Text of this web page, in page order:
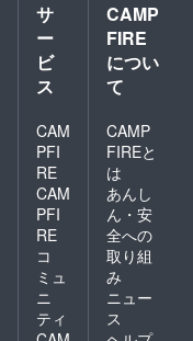
サ
ー
ビ
ス
CAM
PFI
RE
CAM
PFI
RE
コ
ミュ
ニ
ティ
CAMP
FIRE
につい
て
CAMP
FIREと
は
あんし
ん・安
全への
取り組
み
ニュー
ス